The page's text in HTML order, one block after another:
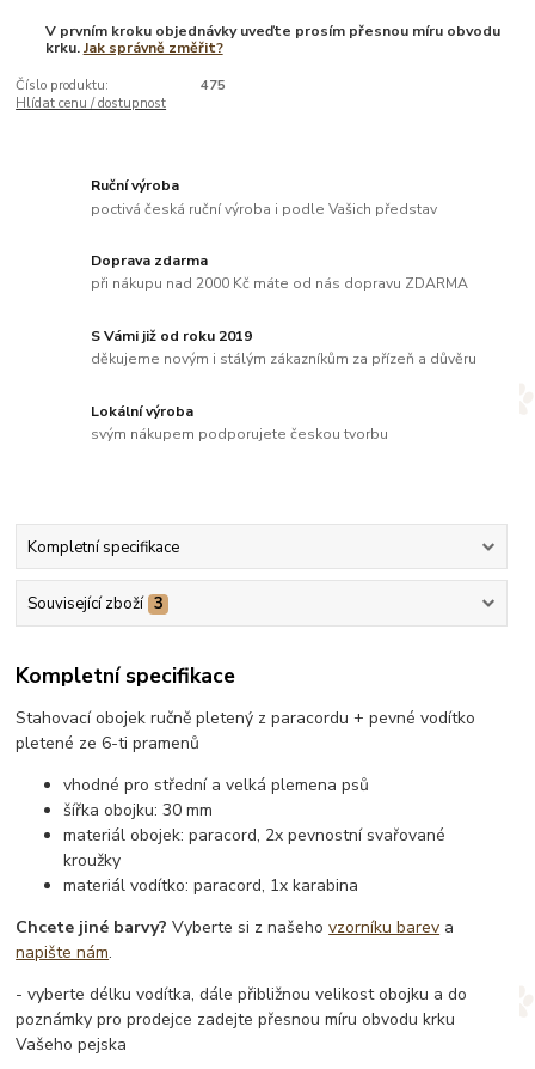
V prvním kroku objednávky uveďte prosím přesnou míru obvodu
krku.Jak správně změřit?
Číslo produktu:
475
Hlídat cenu / dostupnost
Ruční výroba
poctivá česká ruční výroba i podle Vašich představ
Doprava zdarma
při nákupu nad 2000 Kč máte od nás dopravu ZDARMA
S Vámi již od roku 2019
děkujeme novým i stálým zákazníkům za přízeň a důvěru
Lokální výroba
svým nákupem podporujete českou tvorbu
Kompletní specifikace
Související zboží 3
Kompletní specifikace
Stahovací obojek ručně pletený z paracordu + pevné vodítko
pletené ze 6-ti pramenů
vhodné pro střední a velká plemena psů
šířka obojku: 30 mm
materiál obojek: paracord, 2x pevnostní svařované
kroužky
materiál vodítko: paracord, 1x karabina
Chcete jiné barvy? Vyberte si z našehovzorníku barev a
napište nám.
- vyberte délku vodítka, dále přibližnou velikost obojku a do
poznámky pro prodejce zadejte přesnou míru obvodu krku
Vašeho pejska